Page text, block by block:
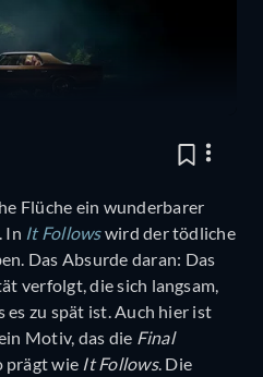
Flüche ein wunderbarer
In It Followswird der tödliche
Das Absurde daran: Das
verfolgt, die sich langsam,
zu spät ist. Auch hier ist
Motiv, das die Final
prägt wie It Follows. Die